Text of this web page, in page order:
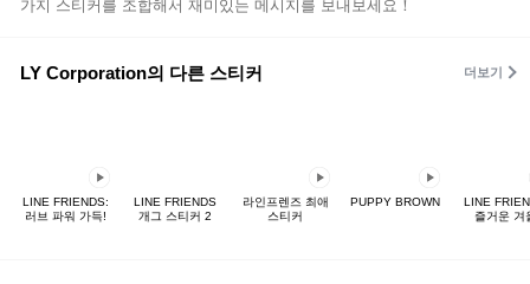
가지 스티커를 조합해서 재미있는 메시지를 보내보세요！
LY Corporation의 다른 스티커 더보기
LINE FRIENDS:
러브 파워 가득!
LINE FRIENDS
개그 스티커 2
라인프렌즈 최애
스티커
PUPPY BROWN
LINE
즐거운 겨